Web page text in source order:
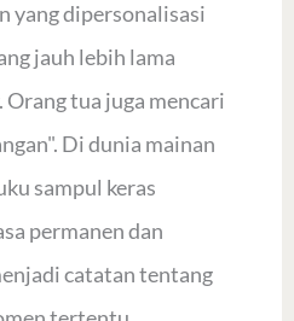
yang dipersonalisasi
jauh lebih lama
tua juga mencari
Di dunia mainan
sampul keras
permanen dan
catatan tentang